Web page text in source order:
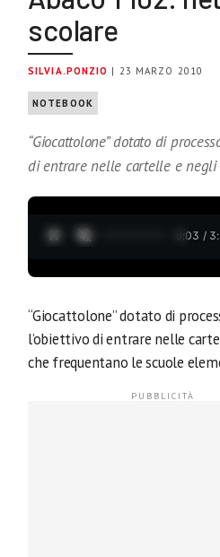
scolare
SILVIA.PONZIO | 23 MARZO 2010
NOTEBOOK
“Giocattolone” dotato di
di entrare nelle cartelle e
0:04 /
“Giocattolone” dotato di
l’obiettivo di entrare nelle
che frequentano le scuole